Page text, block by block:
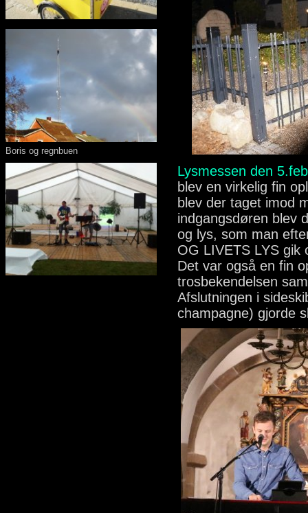
Boris og regnbuen
Lysmessen den
blev en virkelig fin
blev der taget imod
indgangsdøren blev
og lys, som man
OG LIVETS LYS
Det var også en fin
trosbekendelsen
Afslutningen i
champagne) gjorde